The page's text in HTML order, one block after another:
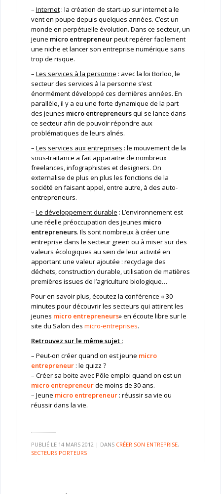
– Internet: la création de start-up sur internet a le
vent en poupe depuis quelques années. C’est un
monde en perpétuelle évolution. Dans ce secteur, un
jeune micro entrepreneurpeut repérer facilement
une niche et lancer son entreprise numérique sans
trop de risque.
– Les services à la personne : avec la loi Borloo, le
secteur des services à la personne s’est
énormément développé ces dernières années. En
parallèle, il y a eu une forte dynamique de la part
des jeunes micro entrepreneursqui se lance dans
ce secteur afin de pouvoir répondre aux
problématiques de leurs aînés.
– Les services aux entreprises : le mouvement de la
sous-traitance a fait apparaitre de nombreux
freelances, infographistes et designers. On
externalise de plus en plus les fonctions de la
société en faisant appel, entre autre, à des auto-
entrepreneurs.
– Le développement durable : L’environnement est
une réelle préoccupation des jeunes micro
entrepreneurs. Ils sont nombreux à créer une
entreprise dans le secteur green ou à miser sur des
valeurs écologiques au sein de leur activité en
apportant une valeur ajoutée : recyclage des
déchets, construction durable, utilisation de matières
premières issues de l’agriculture biologique…
Pour en savoir plus, écoutez la conférence « 30
minutes pour découvrir les secteurs qui attirent les
jeunes micro entrepreneurs» en écoute libre sur le
site du Salon des micro-entreprises.
Retrouvez sur le même sujet :
– Peut-on créer quand on est jeune micro
entrepreneur: le quizz ?
– Créer sa boite avec Pôle emploi quand on est un
micro entrepreneurde moins de 30 ans.
– Jeune micro entrepreneur: réussir sa vie ou
réussir dans la vie.
PUBLIÉ LE 14 MARS 2012| DANS CRÉER SON ENTREPRISE,
SECTEURS PORTEURS